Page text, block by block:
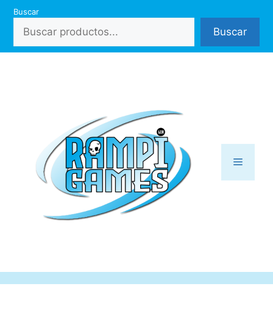
Saltar
contenido
Buscar
Buscar
Menú